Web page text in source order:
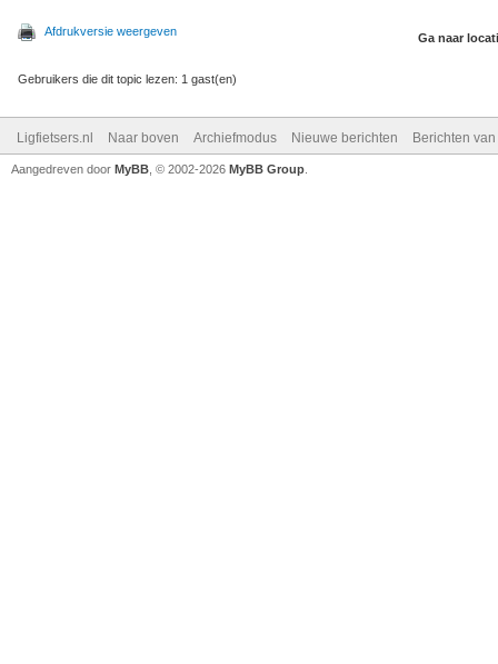
Afdrukversie weergeven Ga naar
Gebruikers die dit topic lezen: 1 gast(en)
Ligfietsers.nl Naar boven Archiefmodus Nieuwe berichten Berichten
Aangedreven door MyBB , © 2002-2026 MyBB Group